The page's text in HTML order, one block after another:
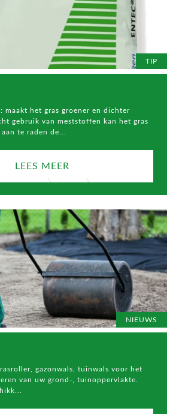
TIP
maakt het gras groener en dichter
gebruik van meststoffen kan het gras
te raden de...
LEES MEER
NIEUWS
gazonwals, tuinwals voor het
van uw grond-, tuinoppervlakte.